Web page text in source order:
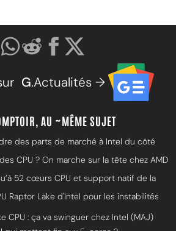
G.Actualités →
AU ~MÊME SUJET
des parts de marché à Intel du côté
CPU ? On marche sur la tête chez AMD
52 cœurs CPU et support natif de la
Raptor Lake d'Intel pour les instabilités
CPU : ça va swinguer chez Intel (MAJ)